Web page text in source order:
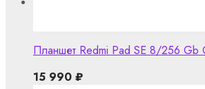
Планшет Redmi Pad SE 8/256 Gb
15 990 ₽